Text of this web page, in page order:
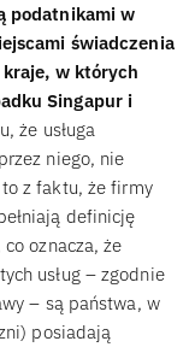
podatnikami w
świadczenia
w których
Singapur i
że usługa
niego, nie
z faktu, że firmy
definicję
oznacza, że
usług – zgodnie
– są państwa, w
posiadają